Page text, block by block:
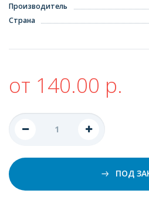
Производитель
Страна
от 140.00 р.
ПОД